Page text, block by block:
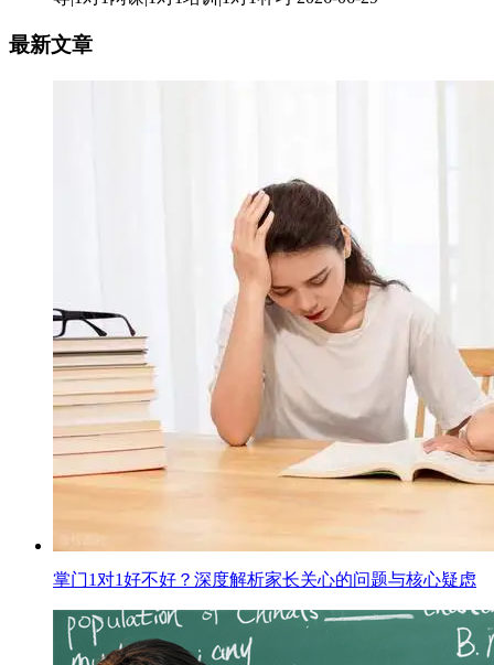
最新文章
掌门1对1好不好？深度解析家长关心的问题与核心疑虑